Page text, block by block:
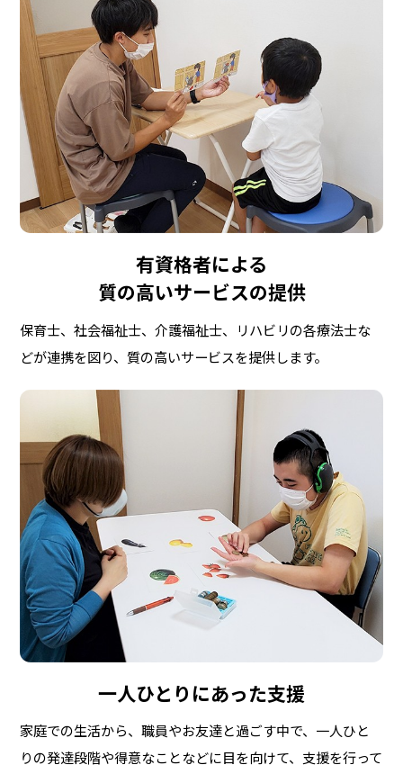
有資格者による
質の高いサービスの提供
保育士、社会福祉士、介護福祉士、リハビリの各療法士な
どが連携を図り、質の高いサービスを提供します。
一人ひとりにあった支援
家庭での生活から、職員やお友達と過ごす中で、一人ひと
りの発達段階や得意なことなどに目を向けて、支援を行って